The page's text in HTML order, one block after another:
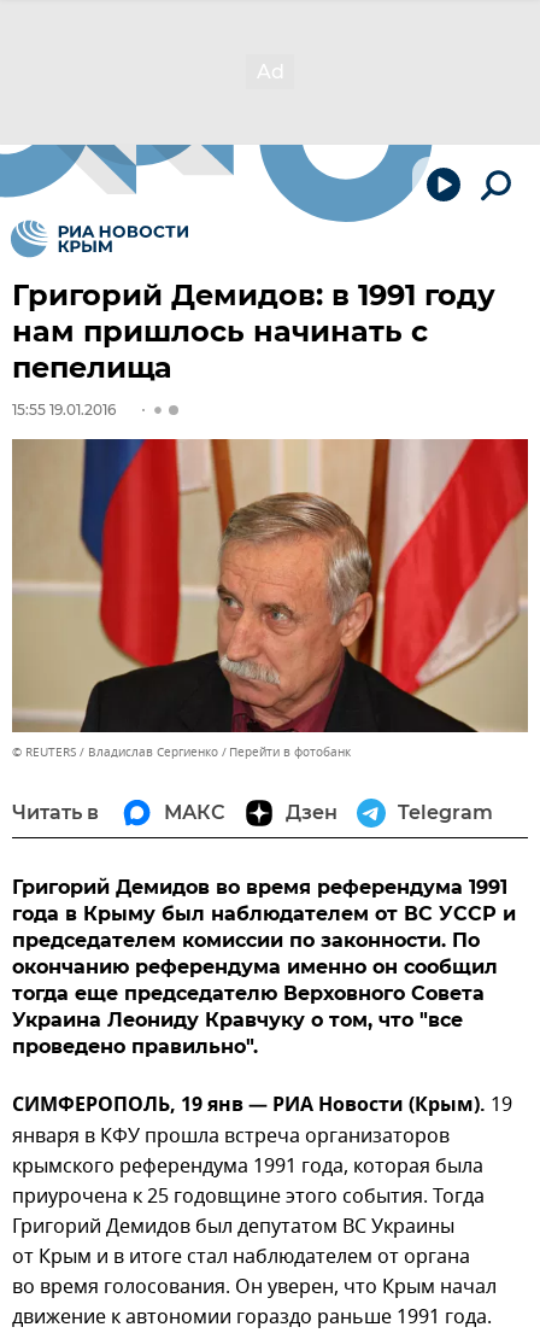
Григорий Демидов: в 1991 году
нам пришлось начинать с
пепелища
15:55 19.01.2016
© REUTERS / Владислав Сергиенко Перейти в фотобанк
Читать в МАКС Дзен Telegram
Григорий Демидов во время референдума 1991
года в Крыму был наблюдателем от ВС УССР и
председателем комиссии по законности. По
окончанию референдума именно он сообщил
тогда еще председателю Верховного Совета
Украина Леониду Кравчуку о том, что "все
проведено правильно".
СИМФЕРОПОЛЬ, 19 янв — РИА Новости (Крым). 19
января в КФУ прошла встреча организаторов
крымского референдума 1991 года, которая была
приурочена к 25 годовщине этого события. Тогда
Григорий Демидов был депутатом ВС Украины
от Крым и в итоге стал наблюдателем от органа
во время голосования. Он уверен, что Крым начал
движение к автономии гораздо раньше 1991 года.